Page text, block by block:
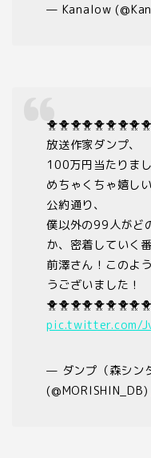
— Kanalow
放送作家ダンプ、
100万円当たりまし
めちゃくちゃ嬉し
公約通り、
僕以外の99人がど
か、密着していく
前澤さん！このよ
うございました！
pic.twitter.com/
— ダンプ（森シン
(@MORISHIN_DB)